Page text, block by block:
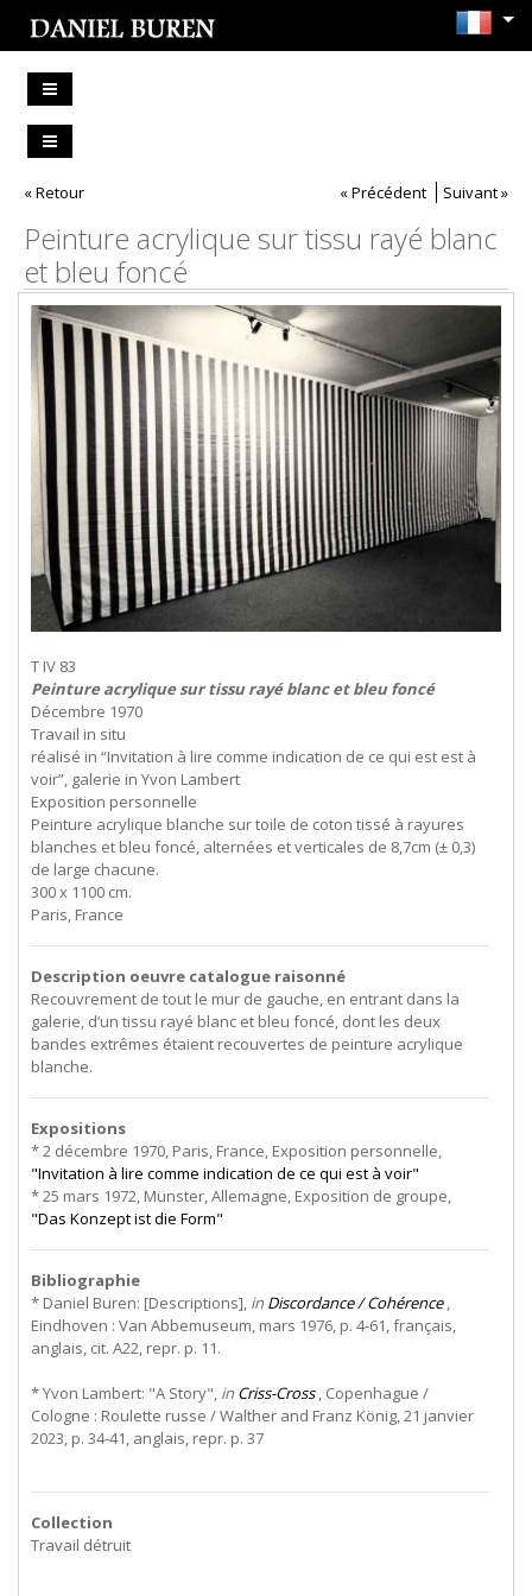
« Retour « Précédent Suivant »
Peinture acrylique sur tissu rayé blanc
et bleu foncé
T IV 83
Peinture acrylique sur tissu rayé blanc et bleu foncé
Décembre 1970
Travail in situ
réalisé in “Invitation à lire comme indication de ce qui est est à
voir”, galerie in Yvon Lambert
Exposition personnelle
Peinture acrylique blanche sur toile de coton tissé à rayures
blanches et bleu foncé, alternées et verticales de 8,7cm (± 0,3)
de large chacune.
300 x 1100 cm.
Paris, France
Description oeuvre catalogue raisonné
Recouvrement de tout le mur de gauche, en entrant dans la
galerie, d’un tissu rayé blanc et bleu foncé, dont les deux
bandes extrêmes étaient recouvertes de peinture acrylique
blanche.
Expositions
* 2 décembre 1970, Paris, France, Exposition personnelle,
"Invitation à lire comme indication de ce qui est à voir"
* 25 mars 1972, Münster, Allemagne, Exposition de groupe,
"Das Konzept ist die Form"
Bibliographie
* Daniel Buren: [Descriptions], in Discordance / Cohérence,
Eindhoven : Van Abbemuseum, mars 1976, p. 4-61, français,
anglais, cit. A22, repr. p. 11.
* Yvon Lambert: "A Story", in Criss-Cross, Copenhague /
Cologne : Roulette russe / Walther and Franz König, 21 janvier
2023, p. 34-41, anglais, repr. p. 37
Collection
Travail détruit